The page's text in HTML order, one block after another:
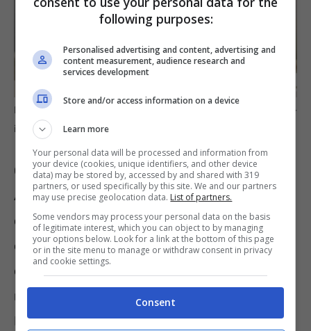
Le misure che permettono di incrementare l’importo mensile –
informazioneoggi.it
Questo porta l’importo mensile a 616,67 euro.
A questo si possono sommare altri strumenti,
come l’assegno sociale, che consente di
ottenere 538,69 euro per 13 mensilità,
destinato a chi ha almeno 67 anni e un
reddito personale inferiore a 7.002,97 euro.
Per le persone coniugate, illimite di reddito
following purposes:
Personalised advertising and content, advertising and
content measurement, audience research and
services development
Store and/or access information on a device
Learn more
Your personal data will be processed and information from
your device (cookies, unique identifiers, and other device
data) may be stored by, accessed by and shared with 319
partners, or used specifically by this site. We and our partners
may use precise geolocation data. List of partners.
Some vendors may process your personal data on the basis
of legitimate interest, which you can object to by managing
your options below. Look for a link at the bottom of this page
or in the site menu to manage or withdraw consent in privacy
and cookie settings.
Consent